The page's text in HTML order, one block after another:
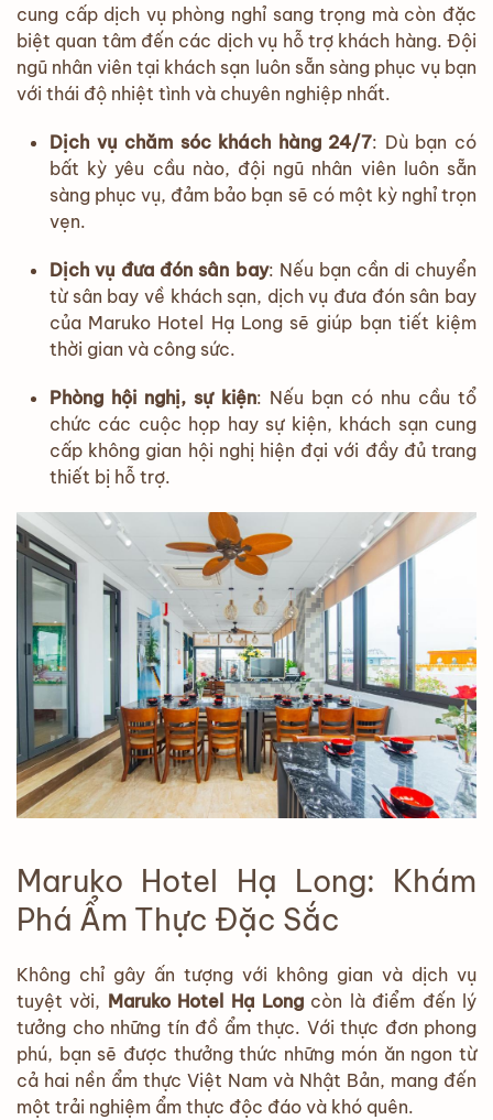
cung cấp dịch vụ phòng nghỉ sang trọng mà còn đặc
biệt quan tâm đến các dịch vụ hỗ trợ khách hàng. Đội
ngũ nhân viên tại khách sạn luôn sẵn sàng phục vụ bạn
với thái độ nhiệt tình và chuyên nghiệp nhất.
Dịch vụ chăm sóc khách hàng 24/7: Dù bạn có
bất kỳ yêu cầu nào, đội ngũ nhân viên luôn sẵn
sàng phục vụ, đảm bảo bạn sẽ có một kỳ nghỉ trọn
vẹn.
Dịch vụ đưa đón sân bay: Nếu bạn cần di chuyển
từ sân bay về khách sạn, dịch vụ đưa đón sân bay
của Maruko Hotel Hạ Long sẽ giúp bạn tiết kiệm
thời gian và công sức.
Phòng hội nghị, sự kiện: Nếu bạn có nhu cầu tổ
chức các cuộc họp hay sự kiện, khách sạn cung
cấp không gian hội nghị hiện đại với đầy đủ trang
thiết bị hỗ trợ.
Maruko Hotel Hạ Long: Khám
Phá Ẩm Thực Đặc Sắc
Không chỉ gây ấn tượng với không gian và dịch vụ
tuyệt vời, Maruko Hotel Hạ Long còn là điểm đến lý
tưởng cho những tín đồ ẩm thực. Với thực đơn phong
phú, bạn sẽ được thưởng thức những món ăn ngon từ
cả hai nền ẩm thực Việt Nam và Nhật Bản, mang đến
một trải nghiệm ẩm thực độc đáo và khó quên.